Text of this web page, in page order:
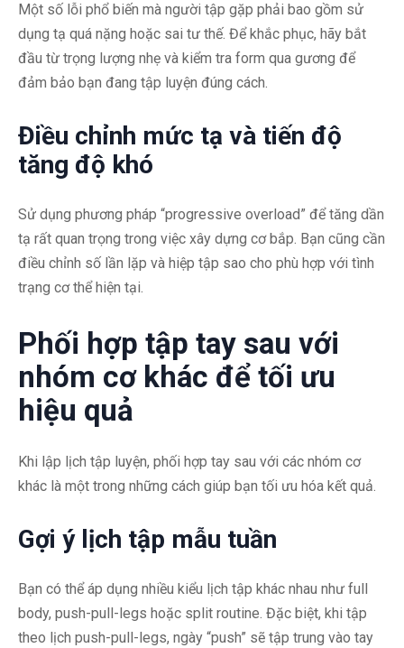
Một số lỗi phổ biến mà người tập gặp phải bao gồm sử
dụng tạ quá nặng hoặc sai tư thế. Để khắc phục, hãy bắt
đầu từ trọng lượng nhẹ và kiểm tra form qua gương để
đảm bảo bạn đang tập luyện đúng cách.
Điều chỉnh mức tạ và tiến độ
tăng độ khó
Sử dụng phương pháp “progressive overload” để tăng dần
tạ rất quan trọng trong việc xây dựng cơ bắp. Bạn cũng cần
điều chỉnh số lần lặp và hiệp tập sao cho phù hợp với tình
trạng cơ thể hiện tại.
Phối hợp tập tay sau với
nhóm cơ khác để tối ưu
hiệu quả
Khi lập lịch tập luyện, phối hợp tay sau với các nhóm cơ
khác là một trong những cách giúp bạn tối ưu hóa kết quả.
Gợi ý lịch tập mẫu tuần
Bạn có thể áp dụng nhiều kiểu lịch tập khác nhau như full
body, push-pull-legs hoặc split routine. Đặc biệt, khi tập
theo lịch push-pull-legs, ngày “push” sẽ tập trung vào tay